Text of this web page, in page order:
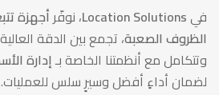
فيLocation Solutions، نوفّرأجهزة
الظروف الصعبة، تجمع بين الدقة
وتتكامل مع أنظمتنا الخاصة بـإدارة
لضمان أداءٍ أفضل وسيرٍ سلس للعمليات.